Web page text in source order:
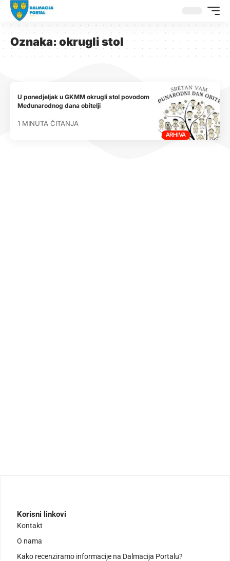
Oznaka:okrugli stol
ARHIVA
U ponedjeljak u GKMM okrugli stol povodom
Međunarodnog dana obitelji
1 MINUTA ČITANJA
Korisni linkovi
Kontakt
O nama
Kako recenziramo informacije na Dalmacija Portalu?